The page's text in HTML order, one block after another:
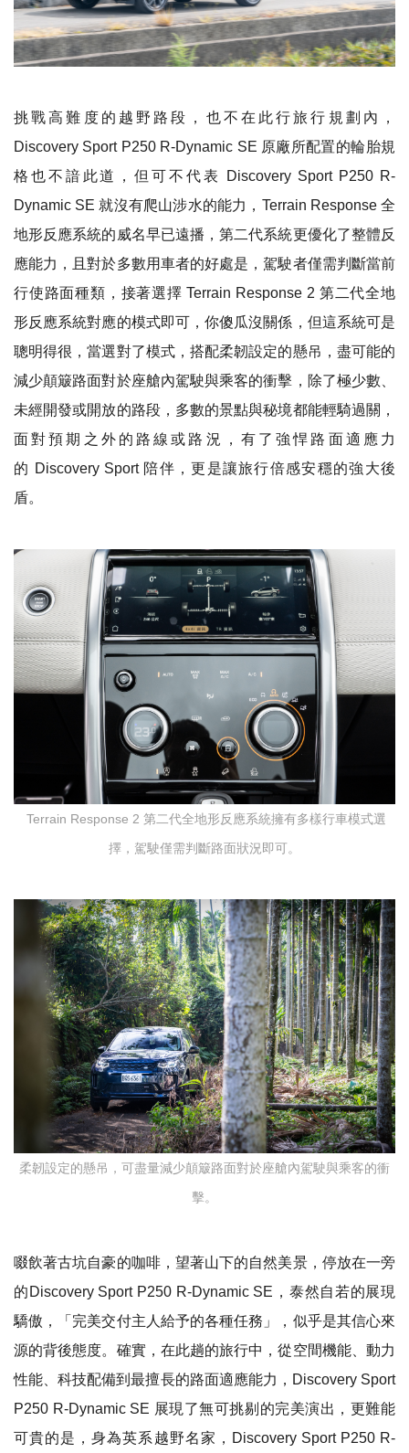
挑戰高難度的越野路段，也不在此行旅行規劃內，
Discovery Sport P250 R-Dynamic SE 原廠所配置的輪胎規
格也不諳此道，但可不代表 Discovery Sport P250 R-
Dynamic SE 就沒有爬山涉水的能力， Terrain Response全
地形反應系統的威名早已遠播，第二代系統更優化了整體反
應能力，且對於多數用車者的好處是，駕駛者僅需判斷當前
行使路面種類，接著選擇Terrain Response 2 第二代全地
形反應系統對應的模式即可，你傻瓜沒關係，但這系統可是
聰明得很，當選對了模式，搭配柔韌設定的懸吊，盡可能的
減少顛簸路面對於座艙內駕駛與乘客的衝擊，除了極少數、
未經開發或開放的路段，多數的景點與秘境都能輕騎過關，
面對預期之外的路線或路況，有了強悍路面適應力
的 Discovery Sport 陪伴，更是讓旅行倍感安穩的強大後
盾。
Terrain Response 2 第二代全地形反應系統擁有多樣行車模式選
擇，駕駛僅需判斷路面狀況即可。
柔韌設定的懸吊，可盡量減少顛簸路面對於座艙內駕駛與乘客的衝
擊。
啜飲著古坑自豪的咖啡，望著山下的自然美景，停放在一旁
的 Discovery Sport P250 R-Dynamic SE ，泰然自若的展現
驕傲，「完美交付主人給予的各種任務」，似乎是其信心來
源的背後態度。確實，在此趟的旅行中，從空間機能、動力
性能、科技配備到最擅長的路面適應能力， Discovery Sport
P250 R-Dynamic SE 展現了無可挑剔的完美演出，更難能
可貴的是，身為英系越野名家， Discovery Sport P250 R-